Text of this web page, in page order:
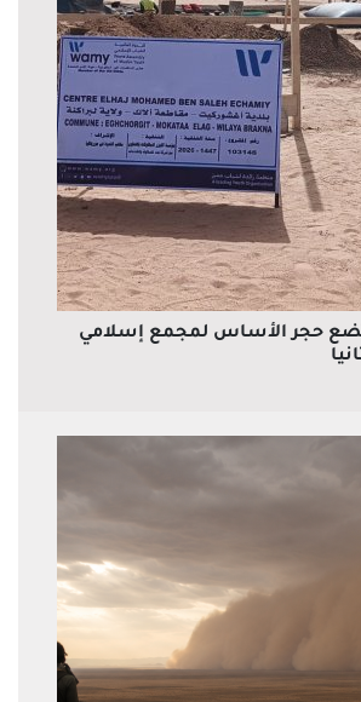
تضع حجر الأساس لمجمع إسلامي